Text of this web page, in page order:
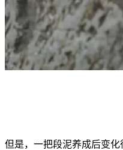
但是，一把段泥养成后变化